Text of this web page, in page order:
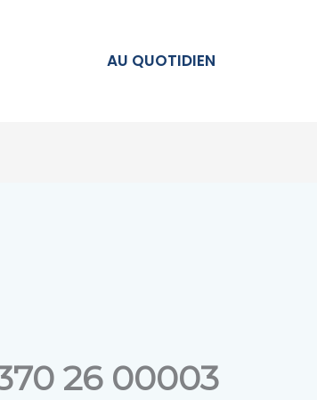
Ouvrir DECOUVRIRAU QUOTIDIEN Ouvrir AU
26 00003